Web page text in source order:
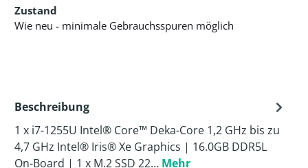
Zustand
Wie neu - minimale Gebrauchsspuren möglich
Beschreibung
1 x i7-1255U Intel® Core™ Deka-Core 1,2 GHz bis zu
4,7 GHz Intel® Iris® Xe Graphics | 16.0GB DDR5L
On-Board | 1 x M.2 SSD 22… Mehr